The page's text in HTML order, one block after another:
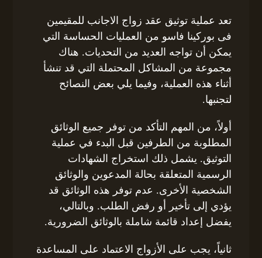
تعد عملية توثيق عقد زواج الاجانب للمقيمين
فى بوركينا فاسو من العمليات الحساسة التي
يمكن أن تواجه العديد من التحديات. هناك
مجموعة من المشاكل المحتملة التي قد تنشأ
أثناء هذه العملية، وفيما يلي بعض النصائح
لتجنبها.
أولاً، من المهم التأكد من توفر جميع الوثائق
المطلوبة من الطرفين قبل البدء في عملية
التوثيق. يشمل ذلك استخراج الشهادات
الرسمية المتعلقة بحالة المدعوين والوثائق
الشخصية الأخرى. عدم توفر هذه الوثائق قد
يؤدي إلى تأخير أو رفض الطلب. وبالتالي،
يفضل إعداد قائمة شاملة بالوثائق الضرورية.
ثانياً، يجب على الأزواج الاعتماد على المساعدة